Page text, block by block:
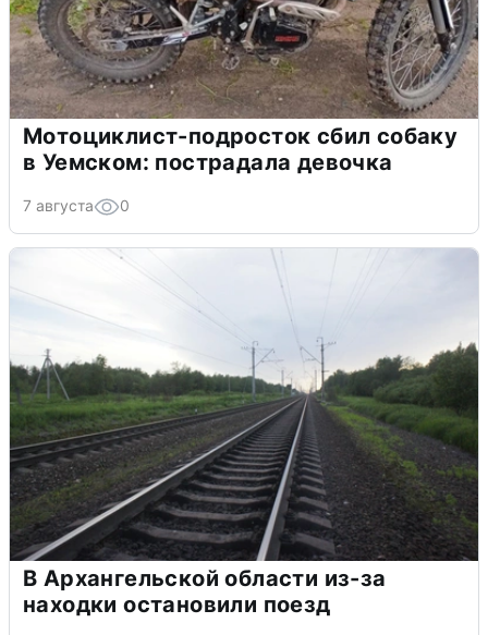
Мотоциклист-подросток сбил собаку
в Уемском: пострадала девочка
7 августа 0
В Архангельской области из-за
находки остановили поезд